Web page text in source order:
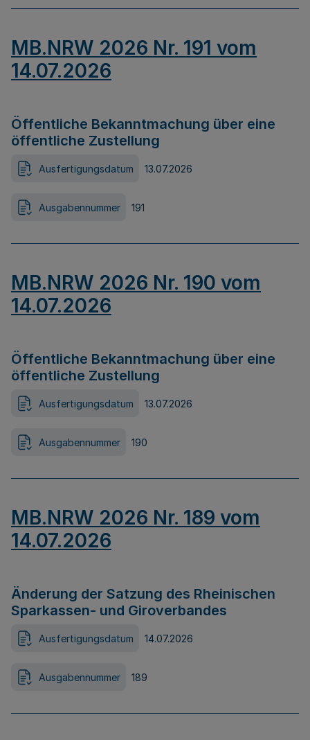
MB.NRW 2026 Nr. 191 vom
14.07.2026
Öffentliche Bekanntmachung über eine
öffentliche Zustellung
Ausfertigungsdatum 13.07.2026
Ausgabennummer 191
MB.NRW 2026 Nr. 190 vom
14.07.2026
Öffentliche Bekanntmachung über eine
öffentliche Zustellung
Ausfertigungsdatum 13.07.2026
Ausgabennummer 190
MB.NRW 2026 Nr. 189 vom
14.07.2026
Änderung der Satzung des Rheinischen
Sparkassen- und Giroverbandes
Ausfertigungsdatum 14.07.2026
Ausgabennummer 189